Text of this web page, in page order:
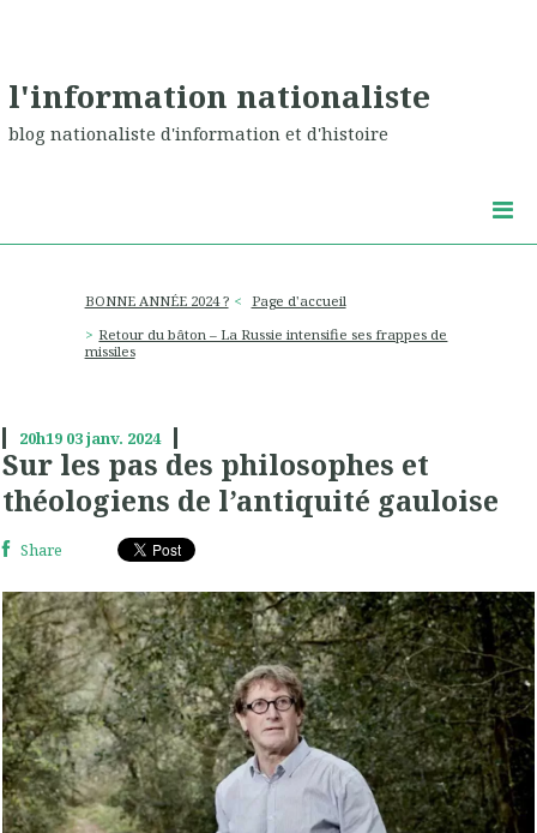
l'information nationaliste
blog nationaliste d'information et d'histoire
BONNE ANNÉE 2024 ?
Page d'accueil
Retour du bâton – La Russie intensifie ses frappes de
missiles
20h19 03janv. 2024
Sur les pas des philosophes et
théologiens de l’antiquité gauloise
Share